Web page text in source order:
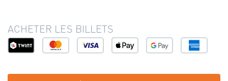
ACHETER LES BILLETS